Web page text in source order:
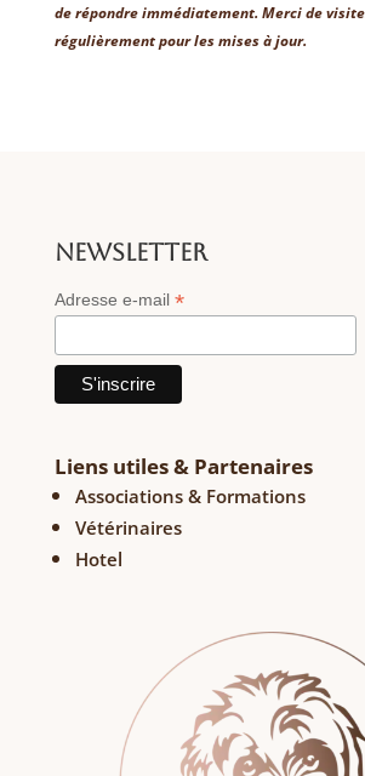
de répondre immédiatement. Merci de
régulièrement pour les mises à jour.
NEWSLETTER
Adresse e-mail *
Liens utiles & Partenaires
Associations & Formations
Vétérinaires
Hotel